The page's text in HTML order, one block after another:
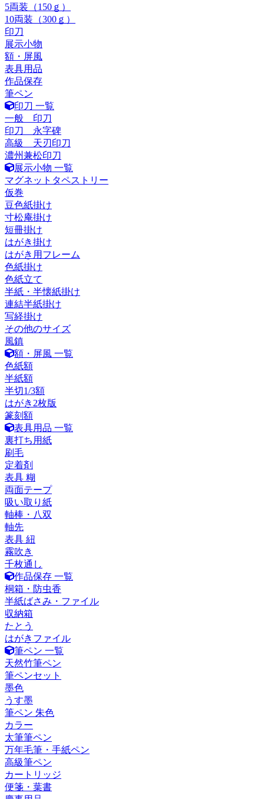
5両装（150ｇ）
10両装（300ｇ）
印刀
展示小物
額・屏風
表具用品
作品保存
筆ペン
印刀 一覧
一般 印刀
印刀 永字碑
高級 天刃印刀
濃州兼松印刀
展示小物 一覧
マグネットタペストリー
仮巻
豆色紙掛け
寸松庵掛け
短冊掛け
はがき掛け
はがき用フレーム
色紙掛け
色紙立て
半紙・半懐紙掛け
連結半紙掛け
写経掛け
その他のサイズ
風鎮
額・屏風 一覧
色紙額
半紙額
半切1/3額
はがき2枚版
篆刻額
表具用品 一覧
裏打ち用紙
刷毛
定着剤
表具 糊
両面テープ
吸い取り紙
軸棒・八双
軸先
表具 紐
霧吹き
千枚通し
作品保存 一覧
桐箱・防虫香
半紙ばさみ・ファイル
収納箱
たとう
はがきファイル
筆ペン 一覧
天然竹筆ペン
筆ペンセット
墨色
うす墨
筆ペン 朱色
カラー
太筆筆ペン
万年毛筆・手紙ペン
高級筆ペン
カートリッジ
便箋・葉書